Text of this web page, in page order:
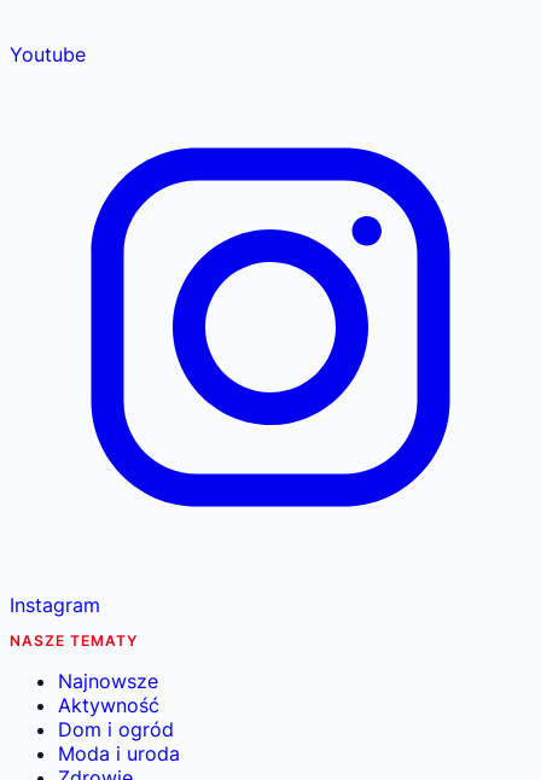
Youtube
Instagram
NASZE TEMATY
Najnowsze
Aktywność
Dom i ogród
Moda i uroda